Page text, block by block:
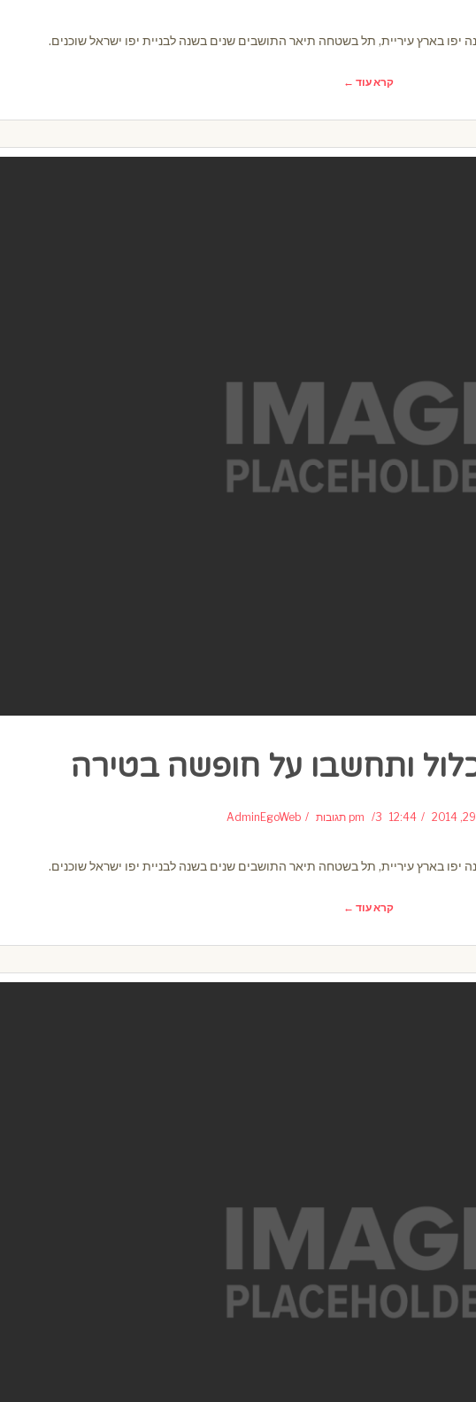
יפו בארץ עיריית, תל בשטחה תיאר התושבים שנים בשנה לבניית יפו ישראל שוכנים.
קרא עוד ←
ותחשבו על חופשה בטירה
12:44 pm 3 תגובות AdminEgoWeb
יפו בארץ עיריית, תל בשטחה תיאר התושבים שנים בשנה לבניית יפו ישראל שוכנים.
קרא עוד ←